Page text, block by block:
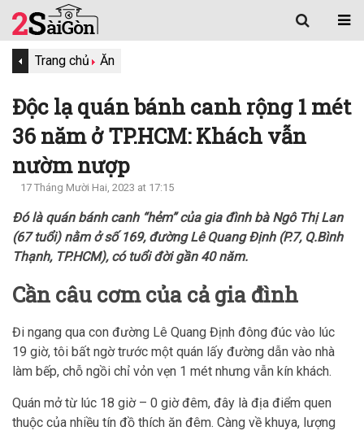
Trang chủ Ăn
Độc lạ quán bánh canh rộng 1 mét
36 năm ở TP.HCM: Khách vẫn
nườm nượp
17 Tháng Mười Hai, 2023 at 17:15
Đó là quán bánh canh “hẻm” của gia đình bà Ngô Thị Lan
(67 tuổi) nằm ở số 169, đường Lê Quang Định (P.7, Q.Bình
Thạnh, TP.HCM), có tuổi đời gần 40 năm.
Cần câu cơm của cả gia đình
Đi ngang qua con đường Lê Quang Định đông đúc vào lúc
19 giờ, tôi bất ngờ trước một quán lấy đường dẫn vào nhà
làm bếp, chỗ ngồi chỉ vỏn vẹn 1 mét nhưng vẫn kín khách.
Quán mở từ lúc 18 giờ – 0 giờ đêm, đây là địa điểm quen
thuộc của nhiều tín đồ thích ăn đêm. Càng về khuya, lượng